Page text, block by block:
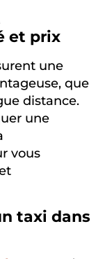
et prix
une
que
distance.
une
vous
taxi dans